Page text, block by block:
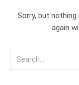
Sorry, but
again